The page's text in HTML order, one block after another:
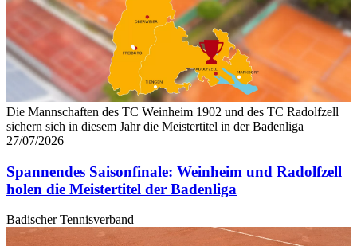
Die Mannschaften des TC Weinheim 1902 und des TC Radolfzell
sichern sich in diesem Jahr die Meistertitel in der Badenliga
27/07/2026
Spannendes Saisonfinale: Weinheim und Radolfzell
holen die Meistertitel der Badenliga
Badischer Tennisverband